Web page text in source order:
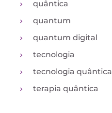
quântica
quantum
quantum digital
tecnologia
tecnologia quântica
terapia quântica